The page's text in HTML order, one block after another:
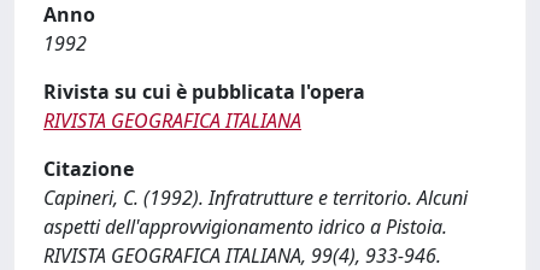
Anno
1992
Rivista su cui è pubblicata l'opera
RIVISTA GEOGRAFICA ITALIANA
Citazione
Capineri, C. (1992). Infratrutture e territorio. Alcuni
aspetti dell'approvvigionamento idrico a Pistoia.
RIVISTA GEOGRAFICA ITALIANA, 99(4), 933-946.